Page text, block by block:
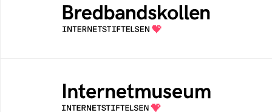
Bredbandskollen är ett oberoende
konsumentverktyg som drivs av
Internetstiftelsen
Ett digitalt museum som byggts, och kureras
av Internetstiftelsen